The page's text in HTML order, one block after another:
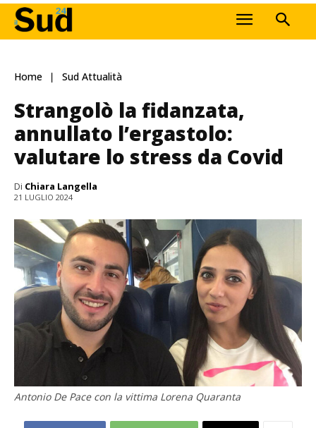
Home Sud Attualità
Strangolò la fidanzata,
annullato l’ergastolo:
valutare lo stress da Covid
Di Chiara Langella
21 LUGLIO 2024
Antonio De Pace con la vittima Lorena Quaranta